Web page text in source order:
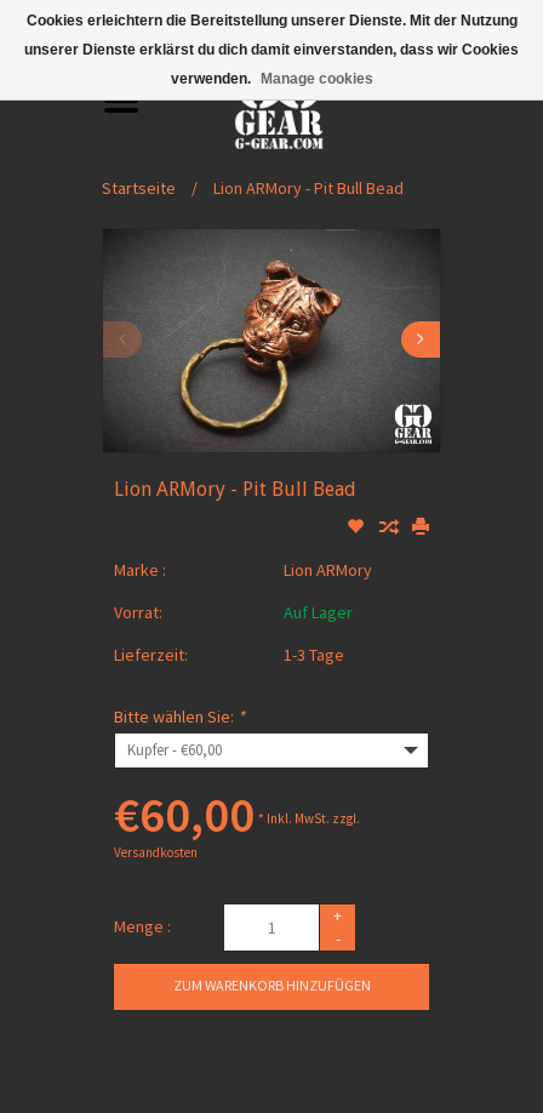
Mobile Menu
Startseite / Lion ARMory - Pit Bull Bead
Lion ARMory - Pit Bull Bead
Marke :
Lion ARMory
Vorrat:
Auf Lager
Lieferzeit:
1-3 Tage
Bitte wählen Sie: *
€60,00 * Inkl. MwSt. zzgl.
Versandkosten
Menge :
+
-
ZUM WARENKORB HINZUFÜGEN
Cookies erleichtern die Bereitstellung unserer Dienste. Mit der Nutzung
unserer Dienste erklärst du dich damit einverstanden, dass wir Cookies
verwenden.
Manage cookies